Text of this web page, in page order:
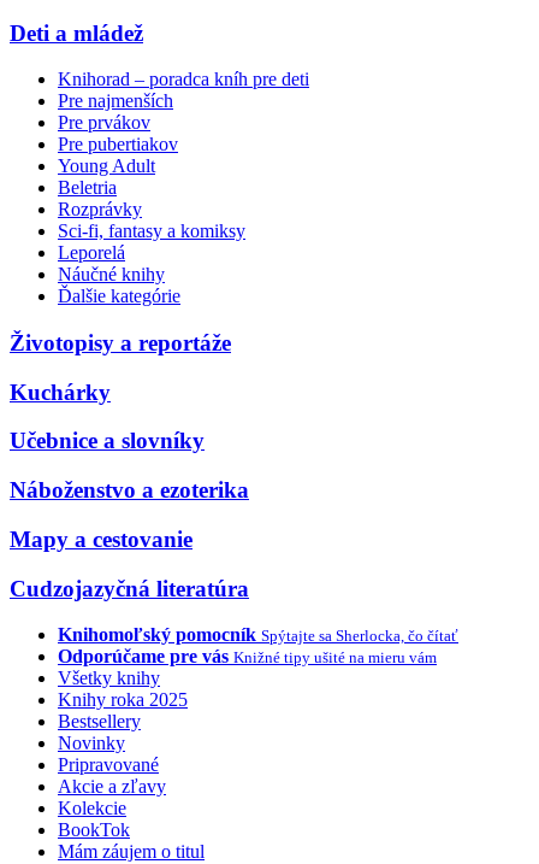
Deti a mládež
Knihorad – poradca kníh pre deti
Pre najmenších
Pre prvákov
Pre pubertiakov
Young Adult
Beletria
Rozprávky
Sci-fi, fantasy a komiksy
Leporelá
Náučné knihy
Ďalšie kategórie
Životopisy a reportáže
Kuchárky
Učebnice a slovníky
Náboženstvo a ezoterika
Mapy a cestovanie
Cudzojazyčná literatúra
Knihomoľský pomocník Spýtajte sa Sherlocka, čo čítať
Odporúčame pre vás Knižné tipy ušité na mieru vám
Všetky knihy
Knihy roka 2025
Bestsellery
Novinky
Pripravované
Akcie a zľavy
Kolekcie
BookTok
Mám záujem o titul